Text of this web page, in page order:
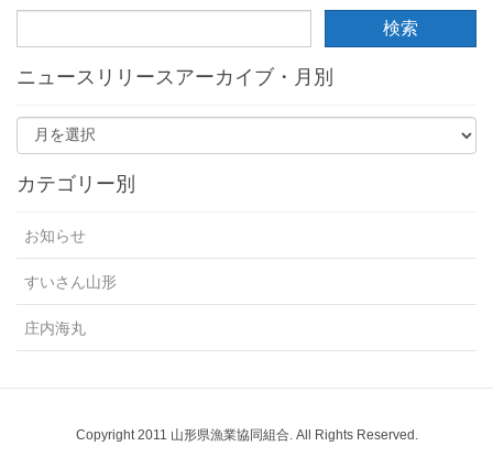
ニュースリリースアーカイブ・月別
カテゴリー別
お知らせ
すいさん山形
庄内海丸
Copyright 2011 山形県漁業協同組合. All Rights Reserved.